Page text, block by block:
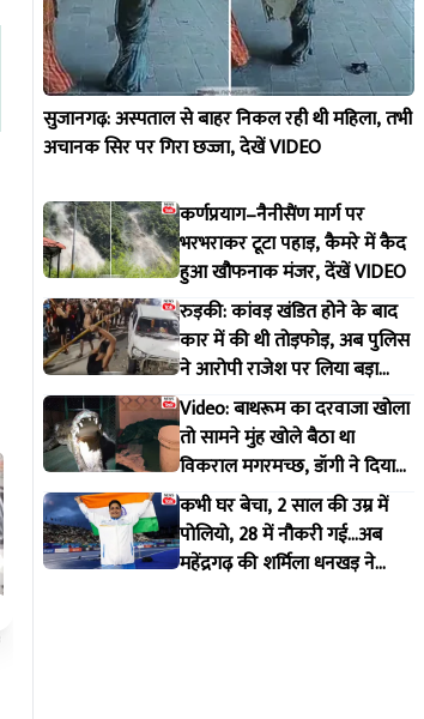
सुजानगढ़: अस्पताल से बाहर निकल रही थी महिला, तभी
अचानक सिर पर गिरा छज्जा, देखें VIDEO
कर्णप्रयाग–नैनीसैंण मार्ग पर
भरभराकर टूटा पहाड़, कैमरे में कैद
हुआ खौफनाक मंजर, देंखें VIDEO
रुड़की: कांवड़ खंडित होने के बाद
कार में की थी तोड़फोड़, अब पुलिस
ने आरोपी राजेश पर लिया बड़ा
एक्शन
Video: बाथरूम का दरवाजा खोला
तो सामने मुंह खोले बैठा था
विकराल मगरमच्छ, डॉगी ने दिया
मकान मालिक को इशारा
कभी घर बेचा, 2 साल की उम्र में
पोलियो, 28 में नौकरी गई...अब
महेंद्रगढ़ की शर्मिला धनखड़ ने